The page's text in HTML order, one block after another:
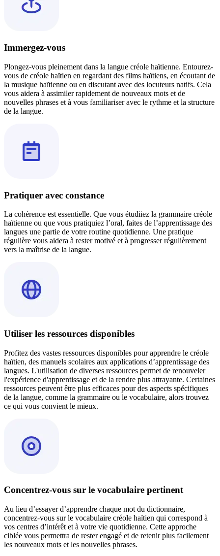
Immergez-vous
Plongez-vous pleinement dans la langue créole haïtienne. Entourez-
vous de créole haïtien en regardant des films haïtiens, en écoutant de
la musique haïtienne ou en discutant avec des locuteurs natifs. Cela
vous aidera à assimiler rapidement de nouveaux mots et de
nouvelles phrases et à vous familiariser avec le rythme et la structure
de la langue.
Pratiquer avec constance
La cohérence est essentielle. Que vous étudiiez la grammaire créole
haïtienne ou que vous pratiquiez l’oral, faites de l’apprentissage des
langues une partie de votre routine quotidienne. Une pratique
régulière vous aidera à rester motivé et à progresser régulièrement
vers la maîtrise de la langue.
Utiliser les ressources disponibles
Profitez des vastes ressources disponibles pour apprendre le créole
haïtien, des manuels scolaires aux applications d’apprentissage des
langues. L'utilisation de diverses ressources permet de renouveler
l'expérience d'apprentissage et de la rendre plus attrayante. Certaines
ressources peuvent être plus efficaces pour des aspects spécifiques
de la langue, comme la grammaire ou le vocabulaire, alors trouvez
ce qui vous convient le mieux.
Concentrez-vous sur le vocabulaire pertinent
Au lieu d’essayer d’apprendre chaque mot du dictionnaire,
concentrez-vous sur le vocabulaire créole haïtien qui correspond à
vos centres d’intérêt et à votre vie quotidienne. Cette approche
ciblée vous permettra de rester engagé et de retenir plus facilement
les nouveaux mots et les nouvelles phrases.